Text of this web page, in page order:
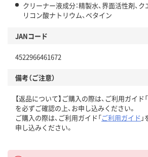
クリーナー液成分：精製水、界面活性剤、
リコン酸ナトリウム、ベタイン
JANコード
4522966461672
備考（ご注意）
【返品について】ご購入の際は、ご利用ガイド
を必ずご確認の上、お申し込みください。
ご購入の際は、ご利用ガイド「ご利用ガイド
申し込みください。